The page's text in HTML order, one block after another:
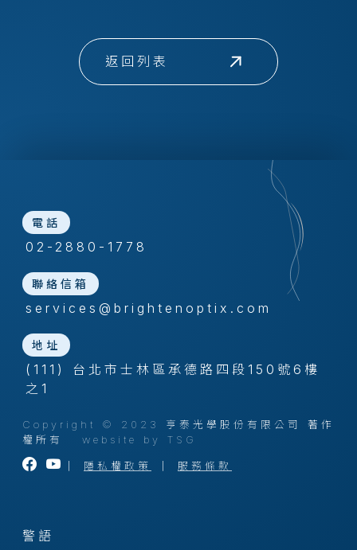
返回列表
電話
02-2880-1778
聯絡信箱
services@brightenoptix.com
地址
(111) 台北市士林區承德路四段150號6樓
之1
Copyright © 2023 亨泰光學股份有限公司 著作
權所有 website by TSG
隱私權政策 服務條款
警語